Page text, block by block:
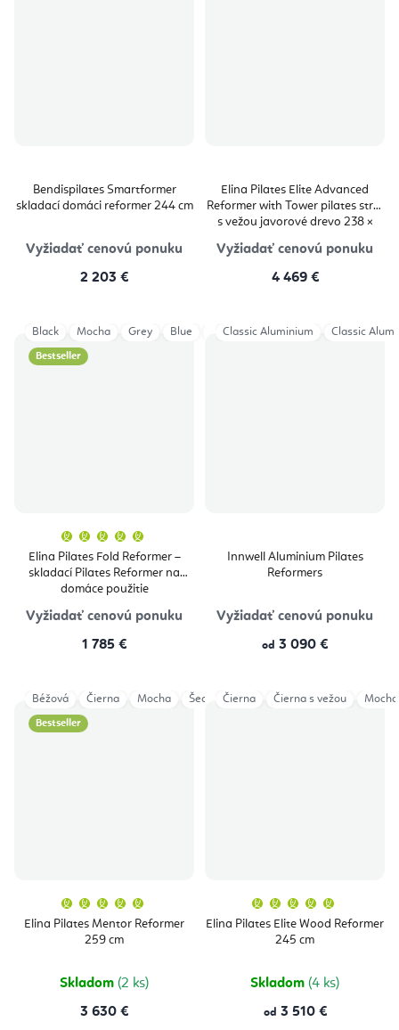
Bendispilates Smartformer
skladací domáci reformer 244 cm
Vyžiadať cenovú ponuku
2 203 €
Elina Pilates Elite Advanced
Reformer with Tower pilates stroj
s vežou javorové drevo 238 ×
Vyžiadať cenovú ponuku
4 469 €
Bestseller
Elina Pilates Fold Reformer –
skladací Pilates Reformer na
domáce použitie
produktu
je
5,0
z
5
hviezdičiek.
Vyžiadať cenovú ponuku
1 785 €
Black Mocha Grey Blue Ivory Aged Rose Eucalyptus
Innwell Aluminium Pilates
Reformers
Vyžiadať cenovú ponuku
od 3 090 €
Classic Aluminium Classic
Bestseller
Elina Pilates Mentor Reformer
259 cm
produktu
je
hviezdičiek.
Skladom (2 ks)
3 630 €
Béžová Čierna Mocha Šedá Aged Rose Eucalyptus
Elina Pilates Elite Wood Reformer
245 cm
produktu
je
Skladom (4 ks)
od 3 510 €
Čierna Čierna s vežou Mocha